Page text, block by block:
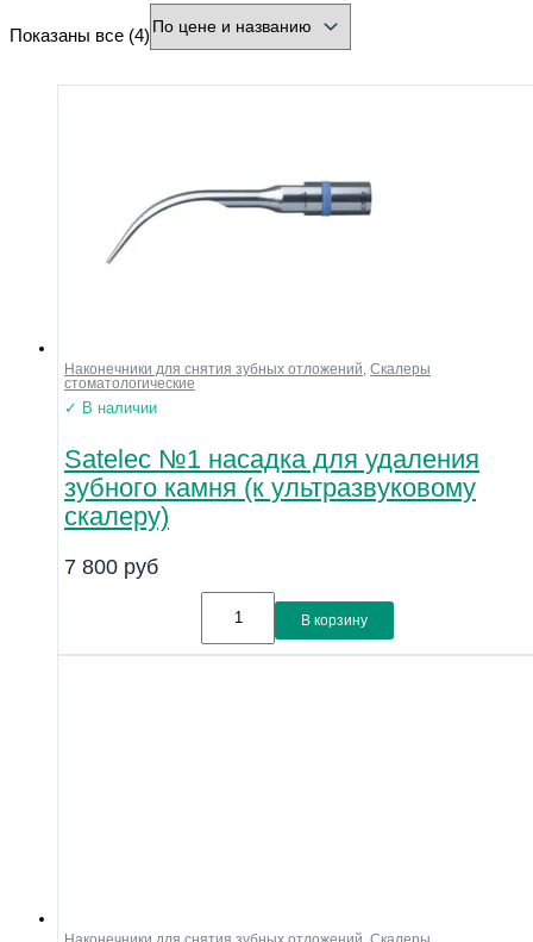
минимальная цена максимальная цена
Бренд
Диаметр хвостовика (мм)
Диаметр рабочей части (мм)
Размер
Материал
Линейка
Совместимость
Показаны все (4)
Наконечники для снятия зубных отложений, Скалеры
стоматологические
✓ В наличии
Satelec №1 насадка для удаления
зубного камня (к ультразвуковому
скалеру)
7 800 руб
В корзину